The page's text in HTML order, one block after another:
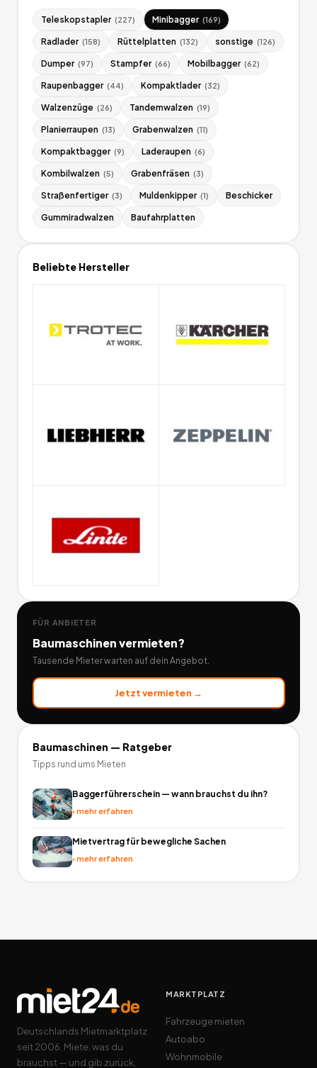
Teleskopstapler (227) Minibagger (169)
Radlader (158) Rüttelplatten (132) sonstige (126)
Dumper (97) Stampfer (66) Mobilbagger (62)
Raupenbagger (44) Kompaktlader (32)
Walzenzüge (26) Tandemwalzen (19)
Planierraupen (13) Grabenwalzen (11)
Kompaktbagger (9) Laderaupen (6)
Kombilwalzen (5) Grabenfräsen (3)
Straßenfertiger (3) Muldenkipper (1) Beschicker
Gummiradwalzen Baufahrplatten
Beliebte Hersteller
FÜR ANBIETER
Baumaschinenvermieten?
Tausende Mieter warten auf dein Angebot.
Jetzt vermieten →
Baumaschinen — Ratgeber
Tipps rund ums Mieten
Baggerführerschein — wann brauchst du ihn?
›mehr erfahren
Mietvertrag für bewegliche Sachen
›mehr erfahren
Deutschlands Mietmarktplatz
seit 2006. Miete, was du
brauchst — und gib zurück,
MARKTPLATZ
Fahrzeuge mieten
Autoabo
Wohnmobile